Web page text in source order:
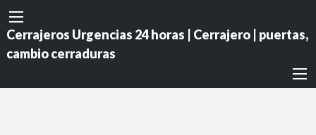
Cerrajeros Urgencias 24 horas | Cerrajero | puertas,
cambio cerraduras